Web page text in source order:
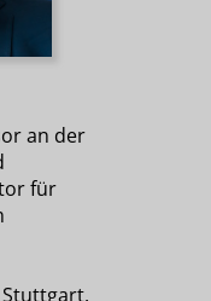
an der
für